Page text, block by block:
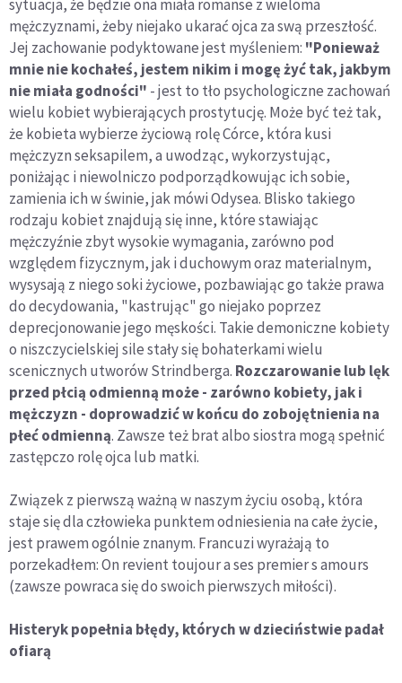
sytuacja, że będzie ona miała romanse z wieloma
mężczyznami, żeby niejako ukarać ojca za swą przeszłość.
Jej zachowanie podyktowane jest myśleniem: "Ponieważ
mnie nie kochałeś, jestem nikim i mogę żyć tak, jakbym
nie miała godności" - jest to tło psychologiczne zachowań
wielu kobiet wybierających prostytucję. Może być też tak,
że kobieta wybierze życiową rolę Córce, która kusi
mężczyzn seksapilem, a uwodząc, wykorzystując,
poniżając i niewolniczo podporządkowując ich sobie,
zamienia ich w świnie, jak mówi Odysea. Blisko takiego
rodzaju kobiet znajdują się inne, które stawiając
mężczyźnie zbyt wysokie wymagania, zarówno pod
względem fizycznym, jak i duchowym oraz materialnym,
wysysają z niego soki życiowe, pozbawiając go także prawa
do decydowania, "kastrując" go niejako poprzez
deprecjonowanie jego męskości. Takie demoniczne kobiety
o niszczycielskiej sile stały się bohaterkami wielu
scenicznych utworów Strindberga. Rozczarowanie lub lęk
przed płcią odmienną może - zarówno kobiety, jak i
mężczyzn - doprowadzić w końcu do zobojętnienia na
płeć odmienną. Zawsze też brat albo siostra mogą spełnić
zastępczo rolę ojca lub matki.
Związek z pierwszą ważną w naszym życiu osobą, która
staje się dla człowieka punktem odniesienia na całe życie,
jest prawem ogólnie znanym. Francuzi wyrażają to
porzekadłem: On revient toujour a ses premier s amours
(zawsze powraca się do swoich pierwszych miłości).
Histeryk popełnia błędy, których w dzieciństwie padał
ofiarą